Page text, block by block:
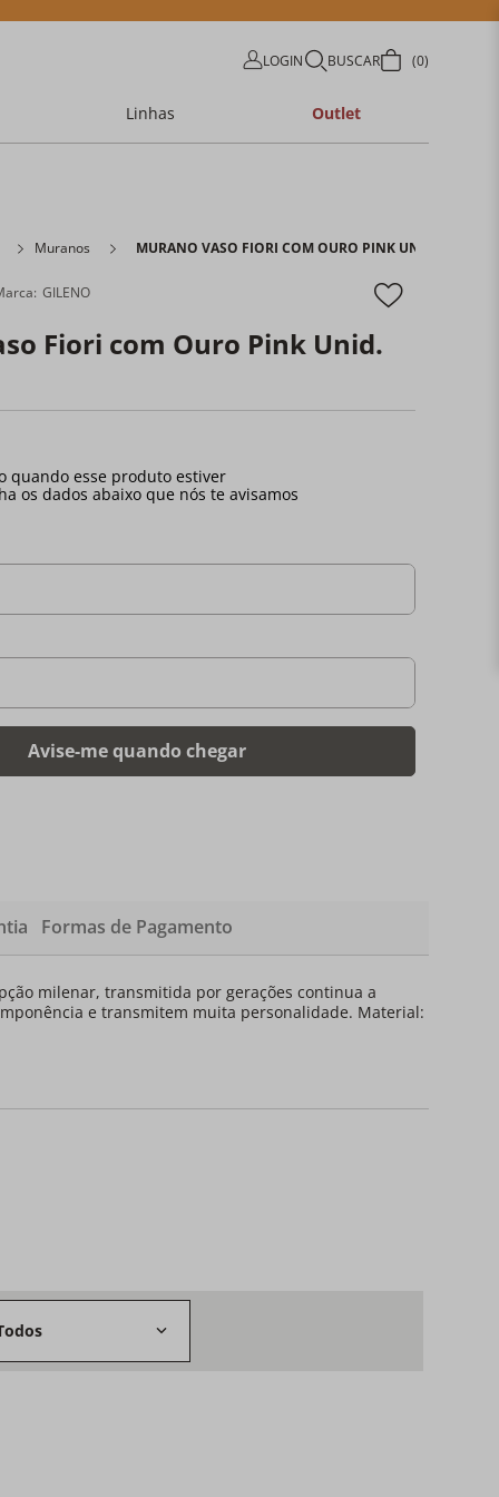
LOGIN BUSCAR 0
Linhas Outlet
Muranos MURANO VASO FIORI COM OURO PINK UNID.
GILENO
Fiori com Ouro Pink Unid.
Formas de Pagamento
milenar, transmitida por gerações continua a
e transmitem muita personalidade. Material: